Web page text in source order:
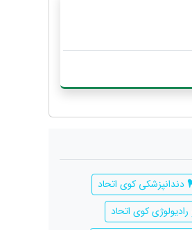
دندانپزشکی کوی اتحاد
کوی اتحاد